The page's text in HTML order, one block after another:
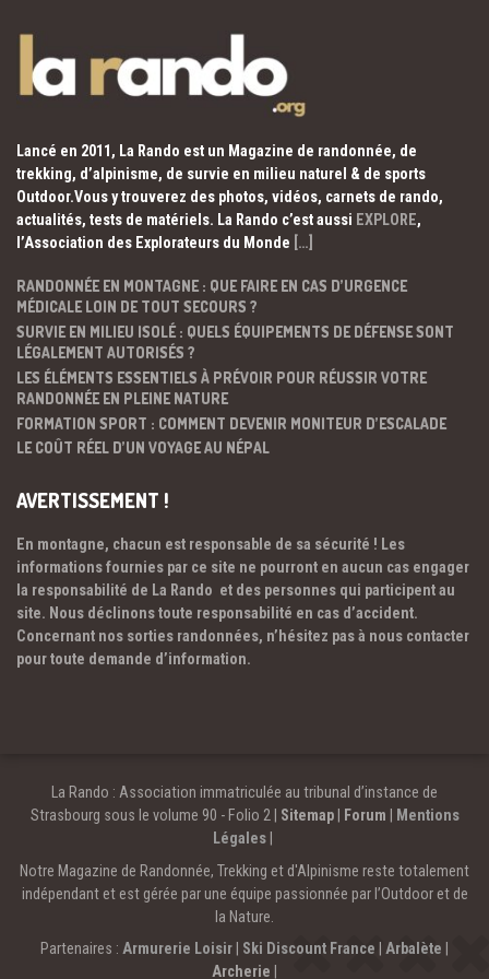
Lancé en 2011, La Rando est un Magazine de randonnée, de
trekking, d’alpinisme, de survie en milieu naturel & de sports
Outdoor.Vous y trouverez des photos, vidéos, carnets de rando,
actualités, tests de matériels. La Rando c’est aussi EXPLORE,
l’Association des Explorateurs du Monde […]
RANDONNÉE EN MONTAGNE : QUE FAIRE EN CAS D’URGENCE
MÉDICALE LOIN DE TOUT SECOURS ?
SURVIE EN MILIEU ISOLÉ : QUELS ÉQUIPEMENTS DE DÉFENSE SONT
LÉGALEMENT AUTORISÉS ?
LES ÉLÉMENTS ESSENTIELS À PRÉVOIR POUR RÉUSSIR VOTRE
RANDONNÉE EN PLEINE NATURE
FORMATION SPORT : COMMENT DEVENIR MONITEUR D’ESCALADE
LE COÛT RÉEL D’UN VOYAGE AU NÉPAL
AVERTISSEMENT !
En montagne, chacun est responsable de sa sécurité ! Les
informations fournies par ce site ne pourront en aucun cas engager
la responsabilité de La Rando et des personnes qui participent au
site. Nous déclinons toute responsabilité en cas d’accident.
Concernant nos sorties randonnées, n’hésitez pas à nous contacter
pour toute demande d’information.
La Rando : Association immatriculée au tribunal d’instance de
Strasbourg sous le volume 90 - Folio 2 | Sitemap| Forum
Mentions
Légales
Notre Magazine de Randonnée, Trekking et d'Alpinisme reste totalement
indépendant et est gérée par une équipe passionnée par l’Outdoor et de
la Nature.
Partenaires : Armurerie Loisir Ski Discount France Arbalète
Archerie